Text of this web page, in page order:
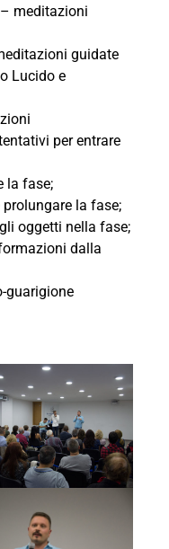
meditazioni
guidate
Lucido e
per entrare
la fase;
prolungare la fase;
oggetti nella fase;
dalla
guarigione